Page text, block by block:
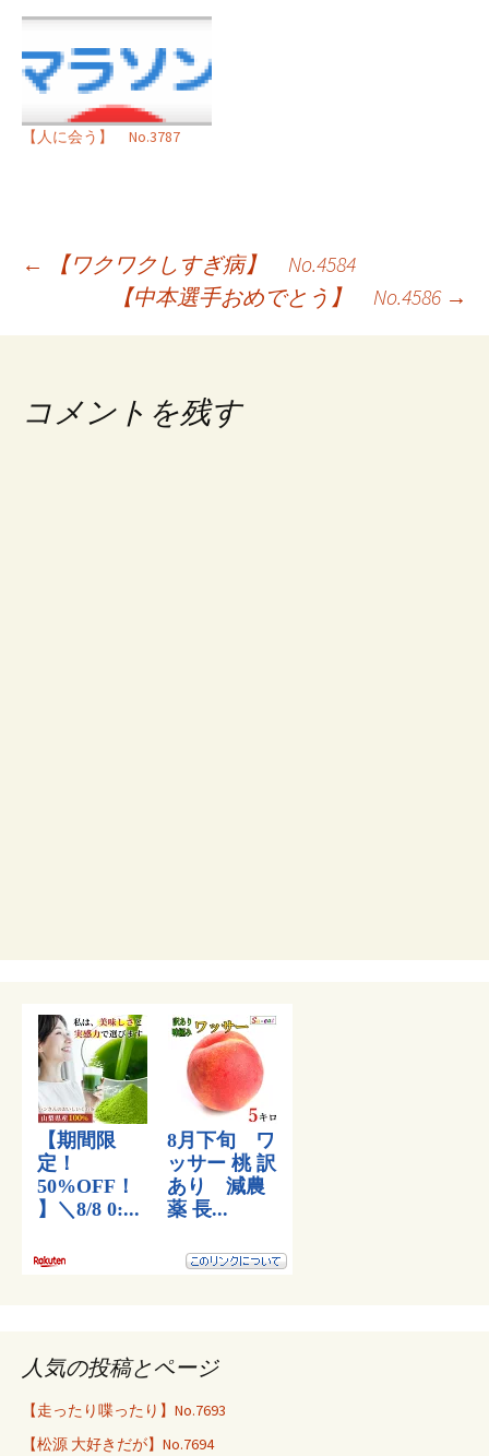
【人に会う】 No.3787
投
ビ
←
【ワクワクしすぎ病】 No.4584
【中本選手おめでとう】 No.4586 →
コメントを残す
人気の投稿とページ
【走ったり喋ったり】No.7693
【松源 大好きだが】No.7694